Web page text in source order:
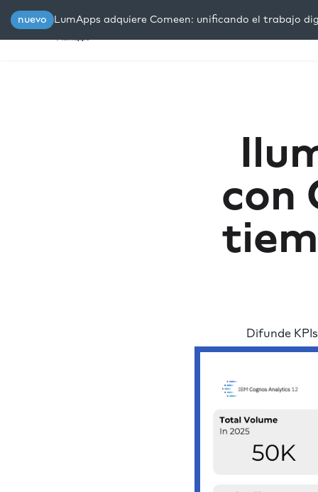
nuevo LumApps adquiere Comeen: unificando el trabajo
con
Difunde